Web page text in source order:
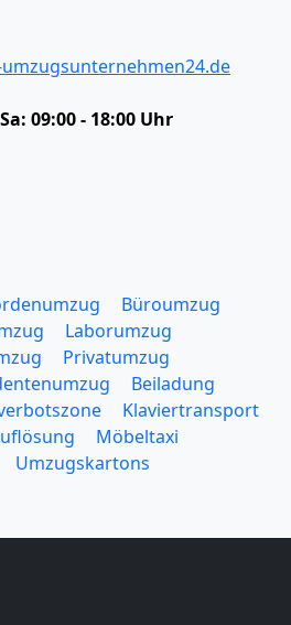
09:00 - 18:00 Uhr
Büroumzug
Laborumzug
Privatumzug
Beiladung
Klaviertransport
Möbeltaxi
Umzugskartons